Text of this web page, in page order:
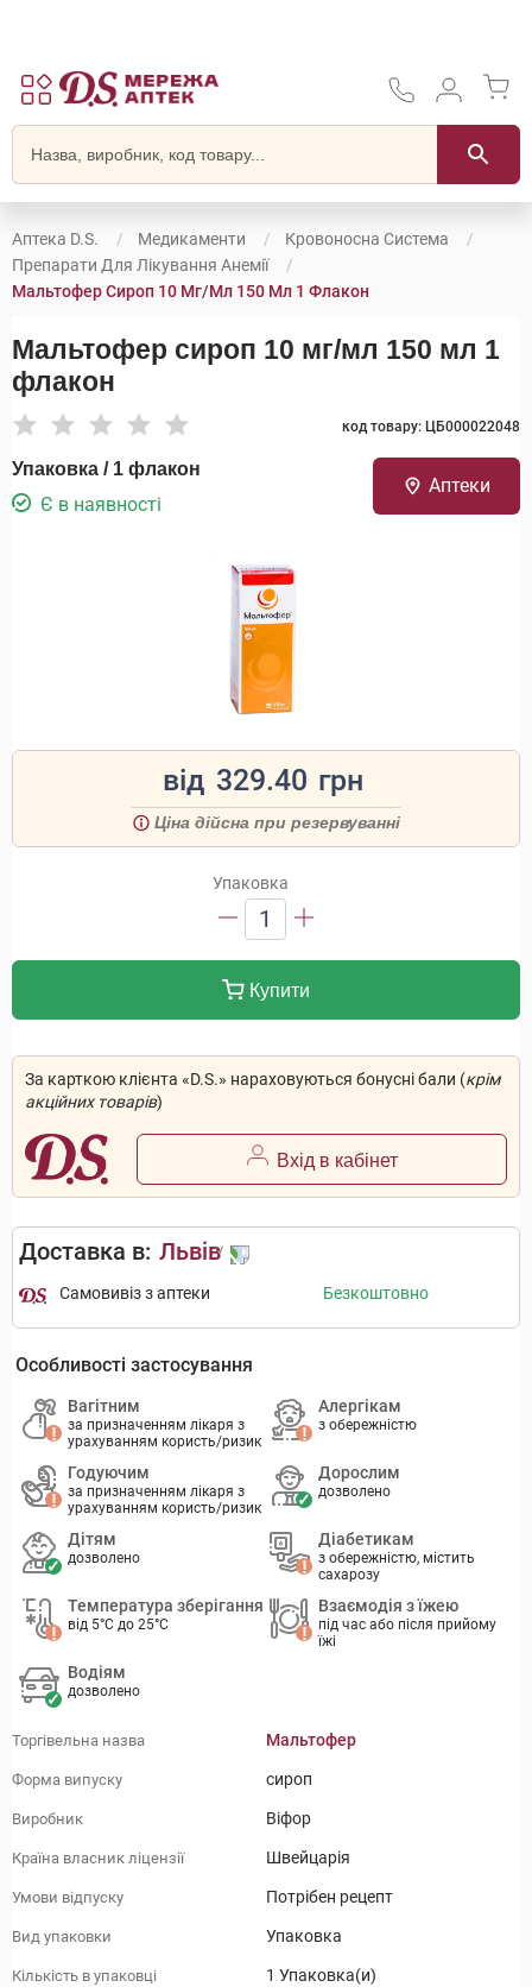
Аптека D.S. Медикаменти
Кровоносна Система
Препарати Для Лікування Анемії
Мальтофер Сироп 10 Мг/мл 150 Мл 1 Флакон
Мальтофер сироп 10 мг/мл 150 мл 1
флакон
код товару: ЦБ000022048
Упаковка / 1 флакон
Є в наявності
Аптеки
від 329.40 грн
Ціна дійсна при резервуванні
Упаковка
1
Купити
За карткою клієнта «D.S.» нараховуються бонусні бали (крім
акційних товарів)
Вхід в кабінет
Доставка в: Львів
Самовивіз з аптеки Безкоштовно
Особливості застосування
Вагітним
за призначенням лікаря з
урахуванням користь/ризик
Алергікам
з обережністю
Годуючим
за призначенням лікаря з
урахуванням користь/ризик
Дорослим
дозволено
Дітям
дозволено
Діабетикам
з обережністю, містить
сахарозу
Температура зберігання
від 5°C до 25°C
Взаємодія з їжею
під час або після прийому
їжі
Водіям
дозволено
Торгівельна назва Мальтофер
Форма випуску сироп
Виробник Віфор
Країна власник ліцензії Швейцарія
Умови відпуску Потрібен рецепт
Вид упаковки Упаковка
Кількість в упаковці 1 Упаковка(и)